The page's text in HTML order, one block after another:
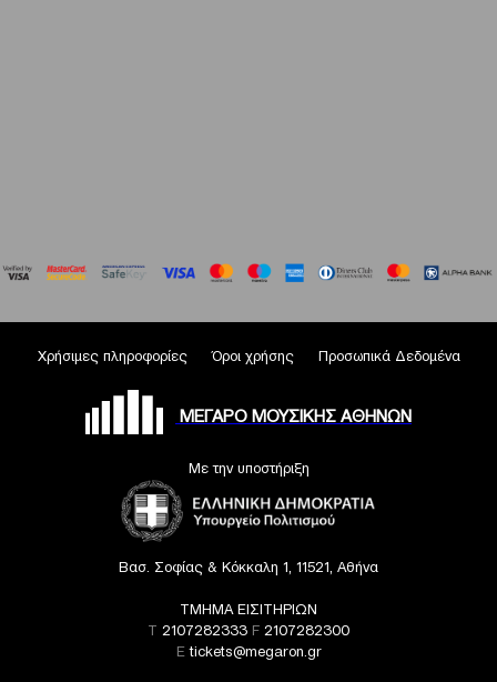
Χρήσιμες πληροφορίες Όροι χρήσης Προσωπικά Δεδομένα
ΜΕΓΑΡΟ ΜΟΥΣΙΚΗΣ ΑΘΗΝΩΝ
Με την υποστήριξη
Βασ. Σοφίας & Κόκκαλη 1, 11521, Αθήνα
ΤΜΗΜΑ ΕΙΣΙΤΗΡΙΩΝ
T 2107282333 F 2107282300
Etickets@megaron.gr